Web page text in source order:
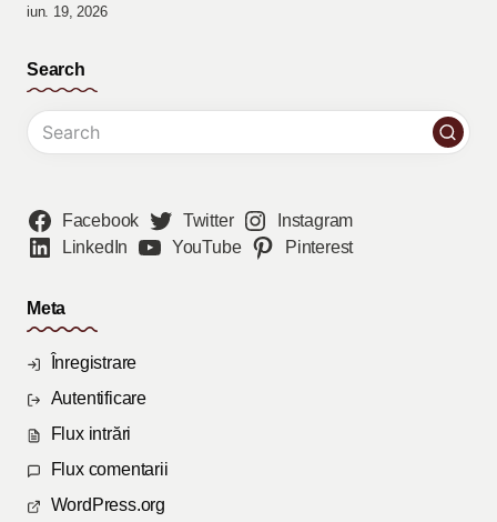
iun. 19, 2026
Search
Facebook Twitter
Instagram
LinkedIn
YouTube Pinterest
Meta
Înregistrare
Autentificare
Flux intrări
Flux comentarii
WordPress.org